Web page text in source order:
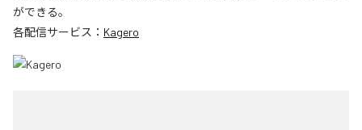
ができる。
各配信サービス： Kagero